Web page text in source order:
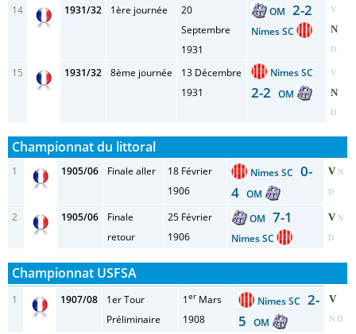
14 1931/32 1ère journée
20
Septembre
1931
OM 2-2
Nimes SC
V
N
D
15 1931/32 8ème journée
13 Décembre
1931
Nimes SC
2-2 OM
V
N
D
Championnat du littoral
1 1905/06 Finale aller
18 Février
1906
Nimes SC 0-
4 OM
V N
D
2 1905/06
Finale
retour
25 Février
1906
OM 7-1
Nimes SC
V N
D
Championnat USFSA
1 1907/08
1er Tour
Préliminaire
1er Mars
1908
Nimes SC 2-
5 OM
V
N D